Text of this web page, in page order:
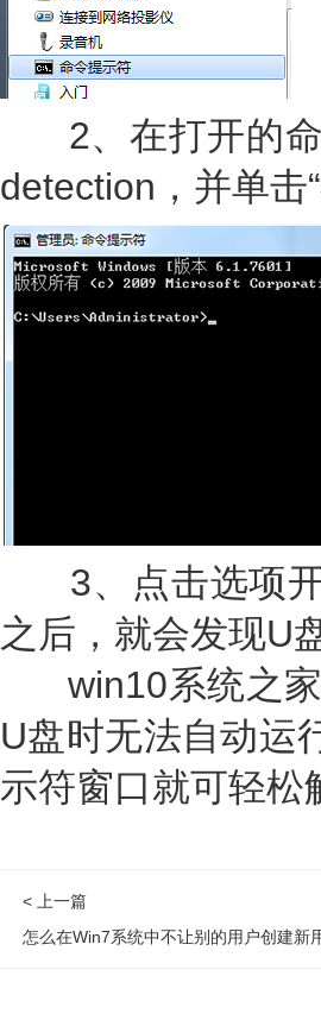
2、在打开的命
detection，并单击“
3、点击选项开
之后，就会发现U
win10系统之家
U盘时无法自动运
示符窗口就可轻松
< 上一篇
怎么在Win7系统中不让别的用户创建新